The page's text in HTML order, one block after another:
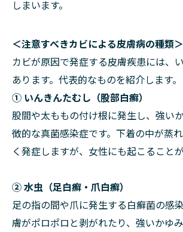
しまいます。
＜注意すべきカビによる皮膚病の種類＞
カビが原因で発症する皮膚疾患には、
あります。代表的なものを紹介します。
① いんきんたむし（股部白癬）
股間や太ももの付け根に発生し、強い
徴的な真菌感染症です。下着の中が蒸
く発症しますが、女性にも起こることが
② 水虫（足白癬・爪白癬）
足の指の間や爪に発生する白癬菌の感
膚がポロポロと剥がれたり、強いかゆ